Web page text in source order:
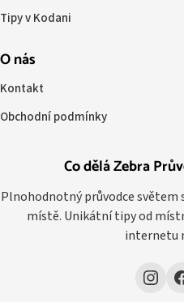
Co dělá Zebra
Plnohodnotný průvodce světem
místě. Unikátní tipy od
internetu
Tipy v Kodani
O nás
Kontakt
Obchodní podmínky